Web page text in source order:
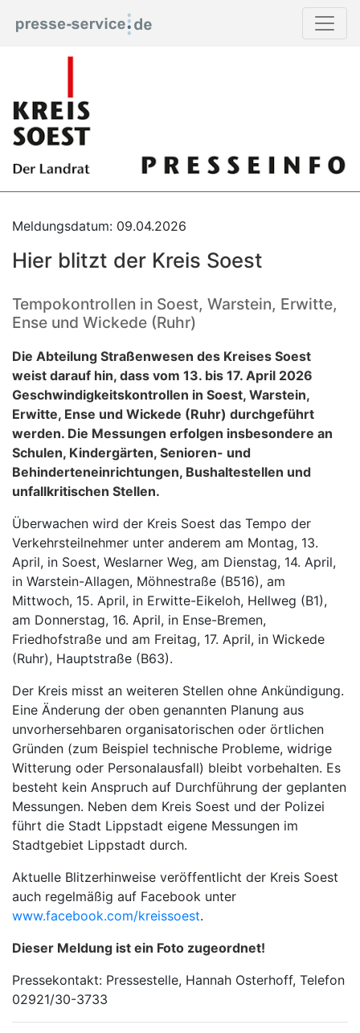
Meldungsdatum: 09.04.2026
Hier blitzt der Kreis Soest
Tempokontrollen in Soest, Warstein, Erwitte,
Ense und Wickede (Ruhr)
Die Abteilung Straßenwesen des Kreises Soest
weist darauf hin, dass vom 13. bis 17. April 2026
Geschwindigkeitskontrollen in Soest, Warstein,
Erwitte, Ense und Wickede (Ruhr) durchgeführt
werden. Die Messungen erfolgen insbesondere an
Schulen, Kindergärten, Senioren- und
Behinderteneinrichtungen, Bushaltestellen und
unfallkritischen Stellen.
Überwachen wird der Kreis Soest das Tempo der
Verkehrsteilnehmer unter anderem am Montag, 13.
April, in Soest, Weslarner Weg, am Dienstag, 14. April,
in Warstein-Allagen, Möhnestraße (B516), am
Mittwoch, 15. April, in Erwitte-Eikeloh, Hellweg (B1),
am Donnerstag, 16. April, in Ense-Bremen,
Friedhofstraße und am Freitag, 17. April, in Wickede
(Ruhr), Hauptstraße (B63).
Der Kreis misst an weiteren Stellen ohne Ankündigung.
Eine Änderung der oben genannten Planung aus
unvorhersehbaren organisatorischen oder örtlichen
Gründen (zum Beispiel technische Probleme, widrige
Witterung oder Personalausfall) bleibt vorbehalten. Es
besteht kein Anspruch auf Durchführung der geplanten
Messungen. Neben dem Kreis Soest und der Polizei
führt die Stadt Lippstadt eigene Messungen im
Stadtgebiet Lippstadt durch.
Aktuelle Blitzerhinweise veröffentlicht der Kreis Soest
auch regelmäßig auf Facebook unter
www.facebook.com/kreissoest.
Dieser Meldung ist ein Foto zugeordnet!
Pressekontakt: Pressestelle, Hannah Osterhoff, Telefon
02921/30-3733